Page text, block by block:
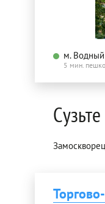
м. Водный
5 мин.